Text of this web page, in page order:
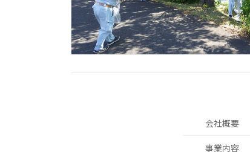
会社概要
事業内容